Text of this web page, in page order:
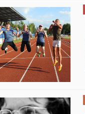
SGH
SGH